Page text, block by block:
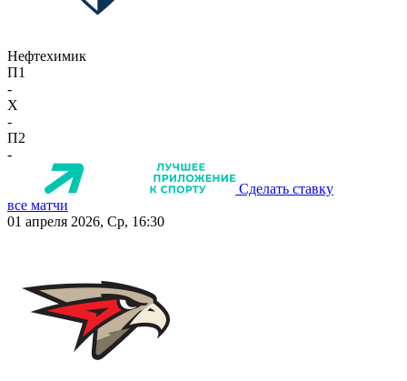
Нефтехимик
П1
-
X
-
П2
-
Сделать ставку
все матчи
01 апреля 2026, Ср, 16:30